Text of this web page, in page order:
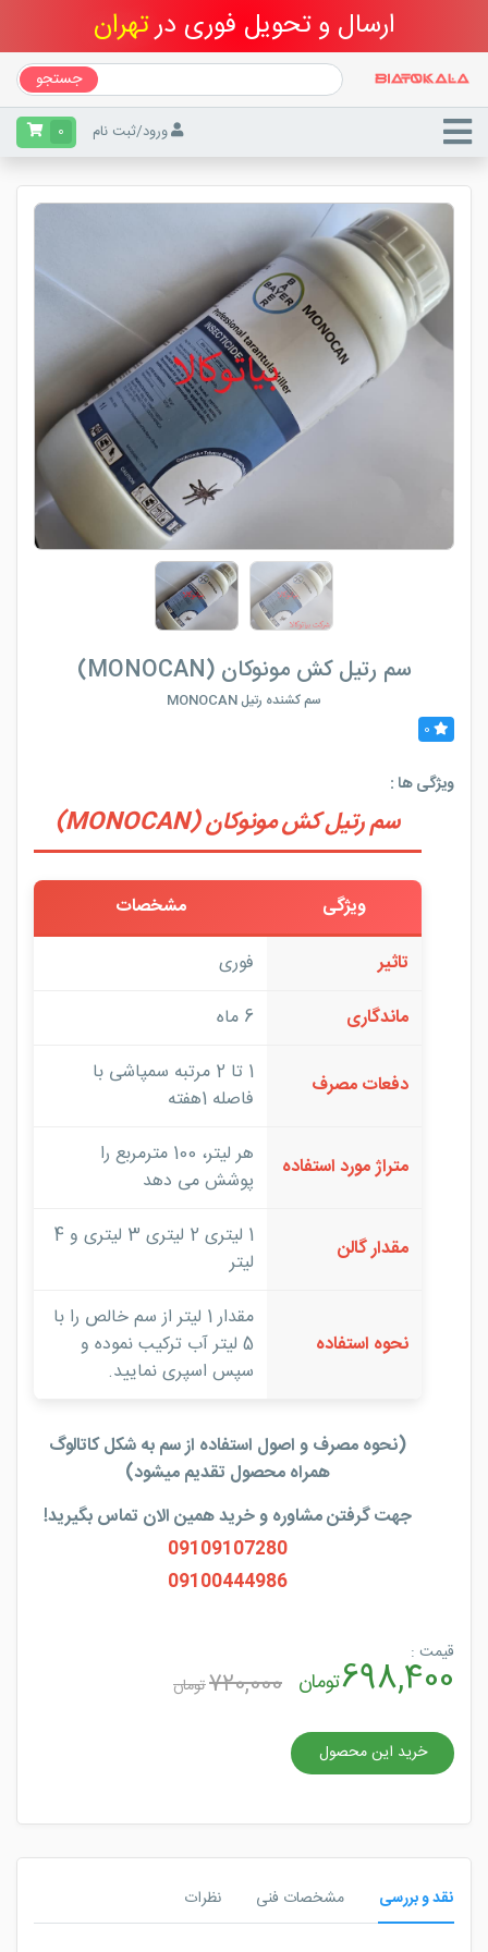
ارسال و تحویل فوری در
جستجو
ورود/ثبت نام 0 فروشگاه خرید سم بیا تو کالا سم رتیل کش
سم رتیل کش مونوکان (MONOCAN)
سم کشنده رتیل MONOCAN
0
ویژگی ها :
سم رتیل کش مونوکان (MONOCAN)
ویژگی
مشخصات
تاثیر
فوری
ماندگاری
6 ماه
دفعات مصرف
1 تا 2 مرتبه سمپاشی با
فاصله 1هفته
متراژ مورد استفاده
هر لیتر، 100 مترمربع را
پوشش می دهد
مقدار گالن
1 لیتری 2 لیتری 3 لیتری و 4
لیتر
نحوه استفاده
مقدار 1 لیتر از سم خالص را با
5 لیتر آب ترکیب نموده و
سپس اسپری نمایید.
(نحوه مصرف و اصول استفاده از سم به شکل کاتالوگ
همراه محصول تقدیم میشود)
جهت گرفتن مشاوره و خرید همین الان تماس بگیرید!
09109107280
09100444986
قیمت :
698,400تومان 720,000تومان
خرید این محصول
نقد و بررسی مشخصات فنی نظرات